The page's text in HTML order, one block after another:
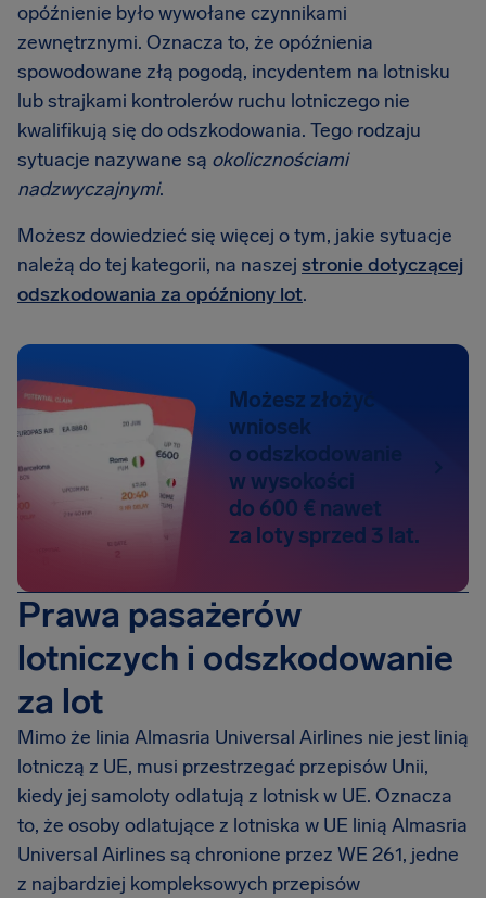
opóźnienie było wywołane czynnikami
zewnętrznymi. Oznacza to, że opóźnienia
spowodowane złą pogodą, incydentem na lotnisku
lub strajkami kontrolerów ruchu lotniczego nie
kwalifikują się do odszkodowania. Tego rodzaju
sytuacje nazywane są okolicznościami
nadzwyczajnymi.
Możesz dowiedzieć się więcej o tym, jakie sytuacje
należą do tej kategorii, na naszej stronie dotyczącej
odszkodowania za opóźniony lot.
Możesz złożyć
wniosek
o odszkodowanie
w wysokości
do 600 € nawet
za loty sprzed 3 lat.
Prawa pasażerów
lotniczych i odszkodowanie
za lot
Mimo że linia Almasria Universal Airlines nie jest linią
lotniczą z UE, musi przestrzegać przepisów Unii,
kiedy jej samoloty odlatują z lotnisk w UE. Oznacza
to, że osoby odlatujące z lotniska w UE linią Almasria
Universal Airlines są chronione przez WE 261, jedne
z najbardziej kompleksowych przepisów